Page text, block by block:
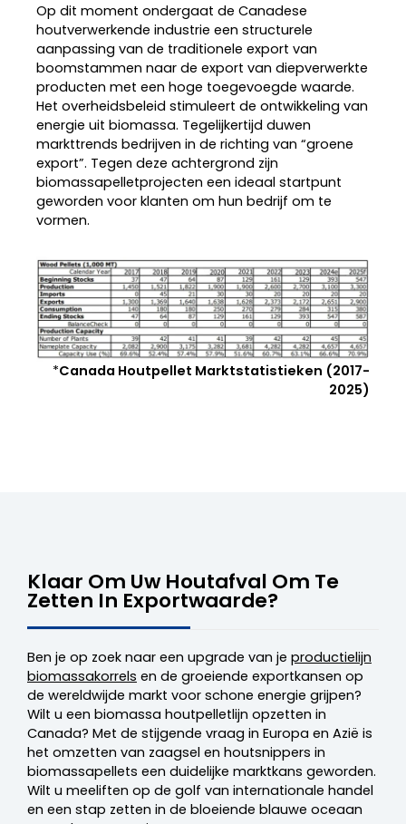
Op dit moment ondergaat de Canadese
houtverwerkende industrie een structurele
aanpassing van de traditionele export van
boomstammen naar de export van diepverwerkte
producten met een hoge toegevoegde waarde.
Het overheidsbeleid stimuleert de ontwikkeling van
energie uit biomassa. Tegelijkertijd duwen
markttrends bedrijven in de richting van “groene
export”. Tegen deze achtergrond zijn
biomassapelletprojecten een ideaal startpunt
geworden voor klanten om hun bedrijf om te
vormen.
*Canada Houtpellet Marktstatistieken (2017-
2025)
Klaar Om Uw Houtafval Om Te
Zetten In Exportwaarde?
Ben je op zoek naar een upgrade van je productielijn
biomassakorrels en de groeiende exportkansen op
de wereldwijde markt voor schone energie grijpen?
Wilt u een biomassa houtpelletlijn opzetten in
Canada? Met de stijgende vraag in Europa en Azië is
het omzetten van zaagsel en houtsnippers in
biomassapellets een duidelijke marktkans geworden.
Wilt u meeliften op de golf van internationale handel
en een stap zetten in de bloeiende blauwe oceaan